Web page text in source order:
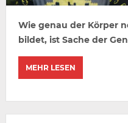
Wie genau der Körper
bildet, ist Sache der
MEHR LESEN